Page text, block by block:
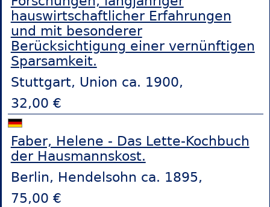
hauswirtschaftlicher Erfahrungen
und mit besonderer
Berücksichtigung einer vernünftigen
Sparsamkeit.
Stuttgart, Union ca. 1900,
32,00 €
Faber, Helene - Das Lette-Kochbuch
der Hausmannskost.
Berlin, Hendelsohn ca. 1895,
75,00 €